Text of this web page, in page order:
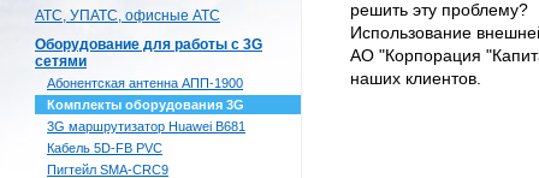
АТС, УПАТС, офисные АТС
Оборудование для работы с 3G
сетями
Абонентская антенна АПП-1900
Комплекты оборудования 3G
3G маршрутизатор Huawei B681
Кабель 5D-FB PVC
Пигтейл SMA-CRC9
решить эту проблему?
Использование
АО "Корпорация
наших клиентов.